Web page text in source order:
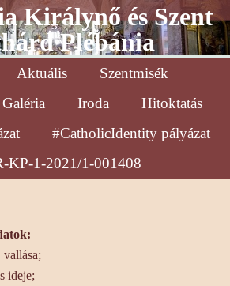
Királynő és Szent
Plébánia
Aktuális
Szentmisék
Galéria Iroda
Hitoktatás
#CatholicIdentity pályázat
KP-1-2021/1-001408